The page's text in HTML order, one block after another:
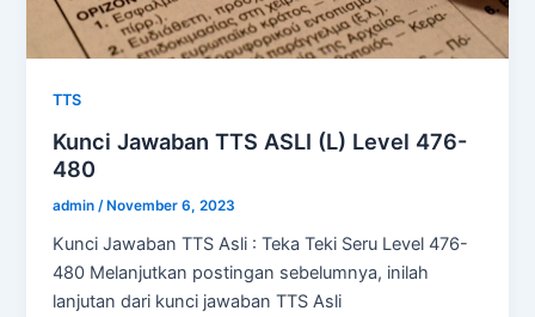
TTS
Kunci Jawaban TTS ASLI (L) Level 476-
480
admin /November 6, 2023
Kunci Jawaban TTS Asli : Teka Teki Seru Level 476-
480 Melanjutkan postingan sebelumnya, inilah
lanjutan dari kunci jawaban TTS Asli